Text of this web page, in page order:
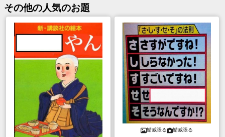
その他の人気のお題
鯖威張る 鯖威張る